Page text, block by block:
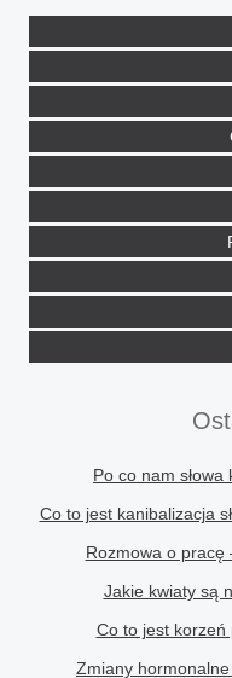
Po co nam słowa
Co to jest kanibalizacja
Rozmowa o
Jakie kwiaty są
Co to jest korzeń
Zmiany